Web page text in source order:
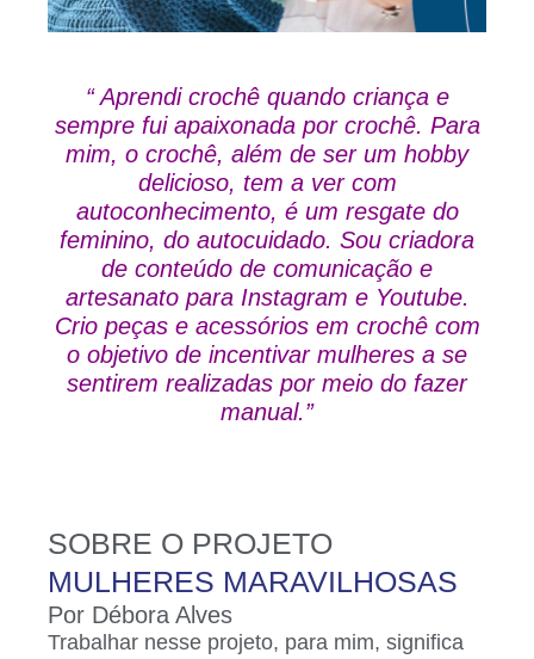
“ Aprendi crochê quando criança e
sempre fui apaixonada por crochê. Para
mim, o crochê, além de ser um hobby
delicioso, tem a ver com
autoconhecimento, é um resgate do
feminino, do autocuidado. Sou criadora
de conteúdo de comunicação e
artesanato para Instagram e Youtube.
Crio peças e acessórios em crochê com
o objetivo de incentivar mulheres a se
sentirem realizadas por meio do fazer
manual.”
SOBRE O PROJETO
MULHERES MARAVILHOSAS
Por Débora Alves
Trabalhar nesse projeto, para mim, significa